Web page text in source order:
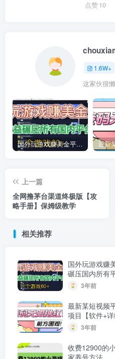
点赞10
1.6W+
这家伙很
国外玩游戏赚美金平台，一个游戏60+，收益碾压国内所有平台
上一篇
全网撸茅台渠道终极版【攻
略手册】保姆级教学
相关推荐
国外玩游戏赚
碾压国内所有
3年前
最新某短视频
项目【软件+详
3年前
收费12900的
家养号方法